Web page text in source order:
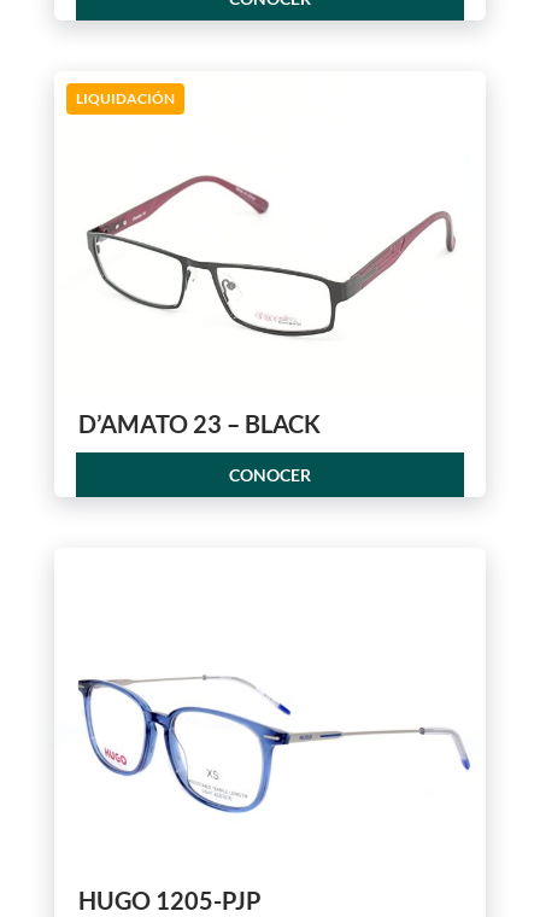
LIQUIDACIÓN
D’AMATO 23 – BLACK
CONOCER
HUGO 1205-PJP